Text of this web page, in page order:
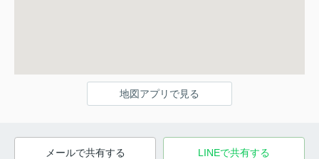
地図アプリで見る
メールで共有する LINEで共有する